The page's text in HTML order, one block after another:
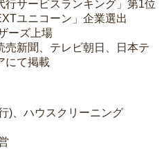
サービスランキング」第1位
ユニコーン」企業選出
ーズ上場
売新聞、テレビ朝日、日本テ
にて掲載
)、ハウスクリーニング